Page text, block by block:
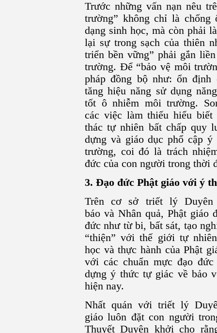
Trước những vấn nạn nêu
trường” không chỉ là chống
dạng sinh học, mà còn phải
lại sự trong sạch của thiên
triển bền vững” phải gắn
trường. Để “bảo vệ môi
pháp đồng bộ như: ổn
tăng hiệu năng sử dụng
tốt ô nhiễm môi trường.
các việc làm thiếu hiểu
thác tự nhiên bất chấp quy
dựng và giáo dục phổ cập
trường, coi đó là trách
đức của con người trong thời
3. Đạo đức Phật giáo với ý
Trên cơ sở triết lý
báo và Nhân quả, Phật giáo
đức như từ bi, bất sát, tạo
“thiện” với thế giới tự
học và thực hành của Phật
với các chuẩn mực đạo
dựng ý thức tự giác về bảo
hiện nay.
Nhất quán với triết lý
giáo luôn đặt con người
Thuyết Duyên khởi cho